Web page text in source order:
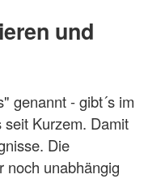
und
genannt - gibt´s im
Kurzem. Damit
Die
noch unabhängig